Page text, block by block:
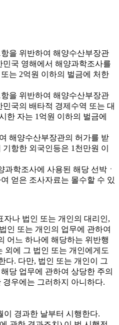
을 위반하여 해양수산부장관
국 영해에서 해양과학조사를
는 2억원 이하의 벌금에 처한
을 위반하여 해양수산부장관
국의 배타적 경제수역 또는 대
한 자는 1억원 이하의 벌금에
해양수산부장관의 허가를 받
항한 외국인등은 1천만원 이
학조사에 사용된 해당 선박ㆍ
얻은 조사자료는 몰수할 수 있
자나 법인 또는 개인의 대리인,
인 또는 개인의 업무에 관하여
어느 하나에 해당하는 위반행
외에 그 법인 또는 개인에게도
다. 다만, 법인 또는 개인이 그
당 업무에 관하여 상당한 주의
우에는 그러하지 아니하다.
경과한 날부터 시행한다.